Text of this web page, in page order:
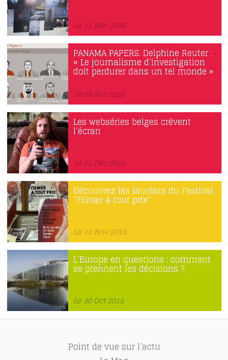
Le 11 Mai 2016
PANAMA PAPERS. Delphine Reuter :
« Le journalisme d’investigation
doit perdurer dans un tel monde »
Le 08 Avr 2016
Les webséries belges crèvent
l’écran
Le 21 Déc 2015
Découvrez les lauréats du Festival
“Filmer à tout prix”
Le 11 Nov 2015
L’Europe en questions : comment
se prennent les décisions ?
Le 30 Oct 2015
Point de vue sur l’actu